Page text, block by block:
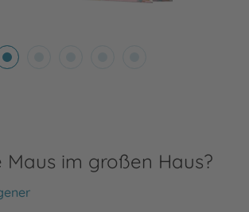
Maus im großen Haus?